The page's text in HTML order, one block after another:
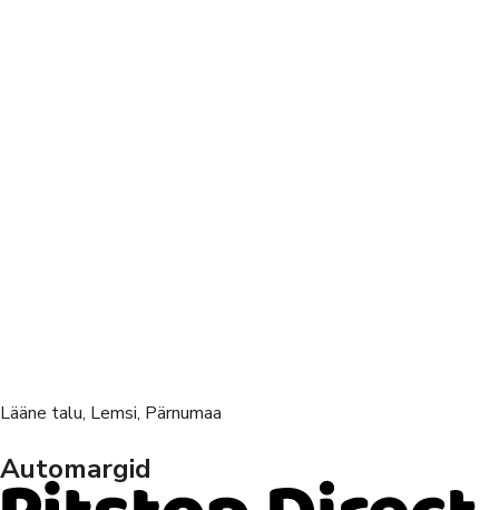
Lääne talu, Lemsi, Pärnumaa
Automargid